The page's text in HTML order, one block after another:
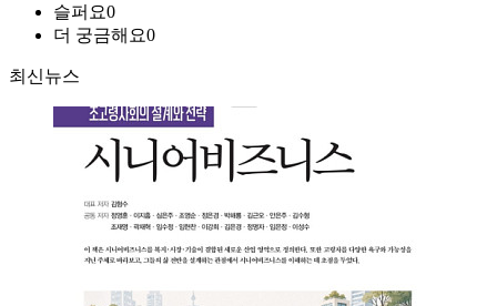
슬퍼요0
더 궁금해요0
최신뉴스